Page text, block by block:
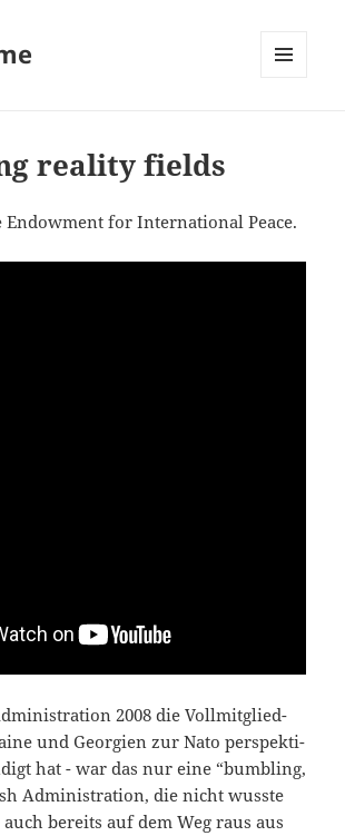
reality fields
Endow­ment for Inter­na­tio­nal Peace.
2008 die Voll­mit­glied­
und Geor­gi­en zur Nato per­spek­ti­
hat - war das nur eine “bumb­ling,
Admi­nis­tra­ti­on, die nicht wuss­te
bereits auf dem Weg raus aus